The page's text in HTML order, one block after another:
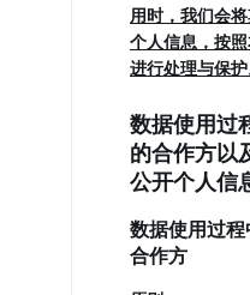
用时，我们会
个人信息，按
进行处理与保
数据使用过
的合作方以
公开个人信
数据使用过
合作方